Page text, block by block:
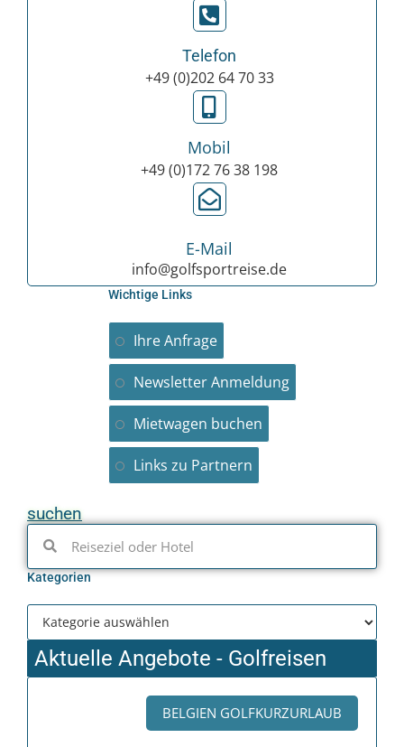
Telefon
+49 (0)202 64 70 33
Mobil
+49 (0)172 76 38 198
E-Mail
info@golfsportreise.de
Wichtige Links
Ihre Anfrage
Newsletter Anmeldung
Mietwagen buchen
Links zu Partnern
suchen
Kategorien
Aktuelle Angebote - Golfreisen
BELGIEN GOLFKURZURLAUB